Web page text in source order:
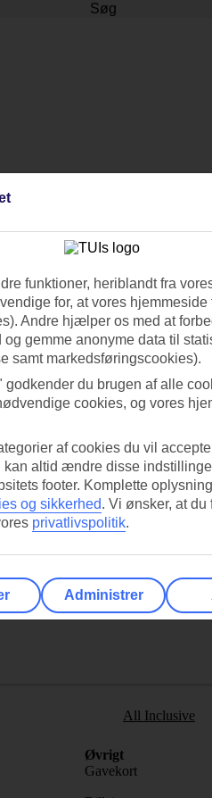
Søg
at hente appen.
All Inclusive
Øvrigt
Gavekort
funktioner, heriblandt fra
for, at vores
Andre hjælper os med at
gemme anonyme data til
samt markedsføringscookies).
du brugen af alle
cookies, og vores
af cookies du vil
kan altid ændre disse
footer. Komplette
og sikkerhed. Vi ønsker, at du
privatlivspolitik.
Administrer